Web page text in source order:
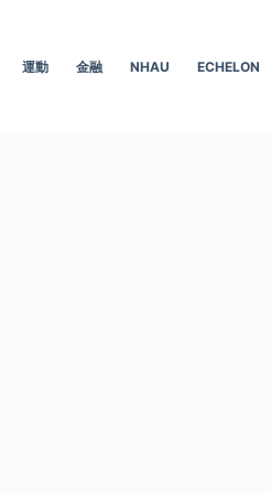
運動 金融 NHAU ECHELON